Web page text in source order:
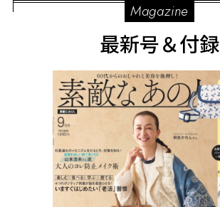
Magazine
最新号＆付録